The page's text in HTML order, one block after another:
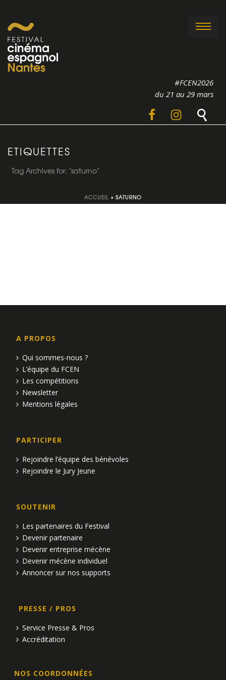
#FCEN2026
du 21 au 29 mars
ETIQUETTES
Tag Archives for: "saturno"
ACCUEIL » SATURNO
A PROPOS
Qui sommes-nous ?
L’équipe du FCEN
Les compétitions
Newsletter
Mentions légales
PARTICIPER
Rejoindre l’équipe des bénévoles
Rejoindre le Jury Jeune
SOUTENIR
Les partenaires du Festival
Devenir partenaire
Devenir entreprise mécène
Devenir mécène individuel
Annoncer sur nos supports
PRESSE / PROS
Service Presse & Pros
Accréditation
NOS COORDONNÉES